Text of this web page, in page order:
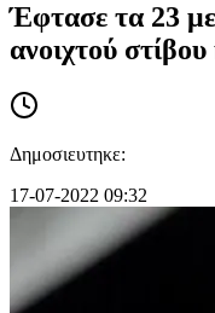
Έφτασε τα 23
ανοιχτού
Δημοσιευτηκε:
17-07-2022 09:32